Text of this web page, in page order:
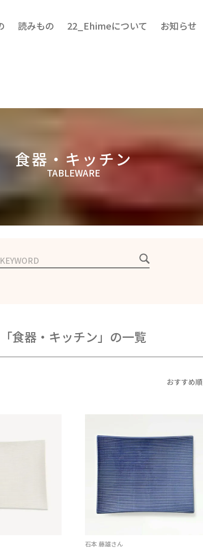
読みもの 22_Ehimeについて お知らせ
食器・キッチン
TABLEWARE
「食器・キッチン」の一覧
おすすめ順
石本 藤雄さん